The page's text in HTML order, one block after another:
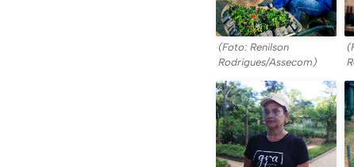
(Foto: Renilson
Rodrigues/Assecom)